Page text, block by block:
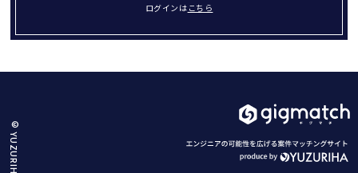
ログインは こちら